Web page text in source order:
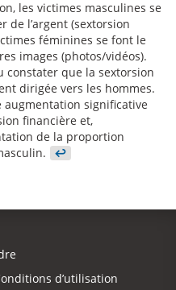
les victimes masculines se
de l’argent (sextorsion
féminines se font le
images (photos/vidéos).
constater que la sextorsion
dirigée vers les hommes.
augmentation significative
financière et,
de la proportion
↩
d’utilisation